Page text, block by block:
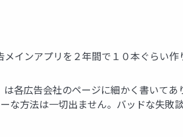
インアプリを２年間で１０本ぐらい作
各広告会社のページに細かく書いてあ
な方法は一切出ません。バッドな失敗